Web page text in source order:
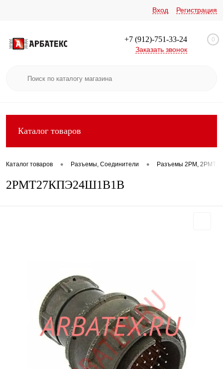
Вход Регистрация
+7 (912)-751-33-24
Заказать звонок
0
Каталог товаров
Каталог товаров • Разъемы, Соединители • Разъемы 2РМ, 2РМТ,
2РМТ27КПЭ24Ш1В1В